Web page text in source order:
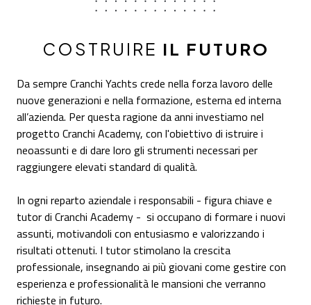
COSTRUIRE IL FUTURO
Da sempre Cranchi Yachts crede nella forza lavoro delle
nuove generazioni e nella formazione, esterna ed interna
all’azienda. Per questa ragione da anni investiamo nel
progetto Cranchi Academy, con l'obiettivo di istruire i
neoassunti e di dare loro gli strumenti necessari per
raggiungere elevati standard di qualità.
In ogni reparto aziendale i responsabili - figura chiave e
tutor di Cranchi Academy - si occupano di formare i nuovi
assunti, motivandoli con entusiasmo e valorizzando i
risultati ottenuti. I tutor stimolano la crescita
professionale, insegnando ai più giovani come gestire con
esperienza e professionalità le mansioni che verranno
richieste in futuro.